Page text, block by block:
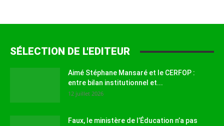
SÉLECTION DE L'EDITEUR
Aimé Stéphane Mansaré et le CERFOP :
entre bilan institutionnel et...
12 juillet 2026
Faux, le ministère de l’Éducation n’a pas